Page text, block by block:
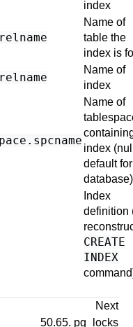
index
Name of
table the
index is
Name of
index
.spcname
Name of
index
default for
database)
Index
definition
CREATE
INDEX
Next
50.65. pg_locks